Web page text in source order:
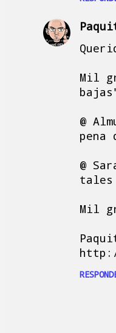
Mil
@
@
tales
Mil